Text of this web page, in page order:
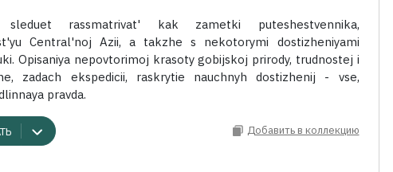
sleduet rassmatrivat' kak zametki puteshestvennika,
Central'noj Azii, a takzhe s nekotorymi dostizheniyami
Opisaniya nepovtorimoj krasoty gobijskoj prirody, trudnostej i
zadach ekspedicii, raskrytie nauchnyh dostizhenij - vse,
pravda.
Добавить в коллекцию